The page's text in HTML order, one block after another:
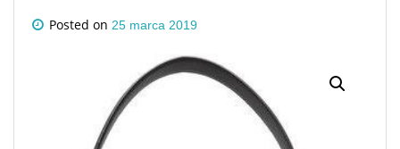
Posted on 25 marca 2019